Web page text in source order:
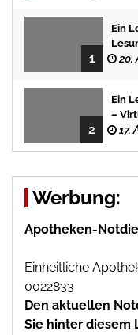
1
Ein
der20.
2
Ein
–
17.
Werbung:
Apotheken-
Einheitliche
0022833
Den aktuellen
Sie hinter diesem